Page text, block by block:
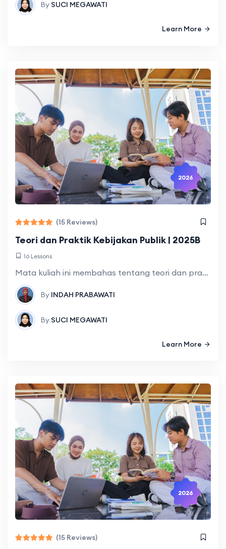
By SUCI MEGAWATI
Learn More
2026
(15 Reviews)
Teori dan Praktik Kebijakan Publik | 2025B
16 Lessons
Mata kuliah ini membahas tentang teori dan praktik kebijakan Publik dengan mempelajari dan menganalisis sebuah kebijakan publik dan menjelaskan pokok-pokok subtansi dalam sebuah proses,model dan
By INDAH PRABAWATI
By SUCI MEGAWATI
Learn More
2026
(15 Reviews)